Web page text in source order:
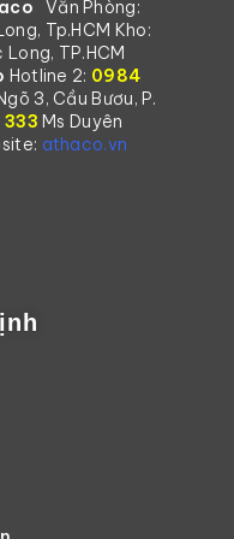
110,000đ
155,000đ
Văn Phòng:
Tp.HCM Kho:
TP.HCM
Hotline 2: 0984
3, Cầu Bươu, P.
333 Ms Duyên
athaco.vn